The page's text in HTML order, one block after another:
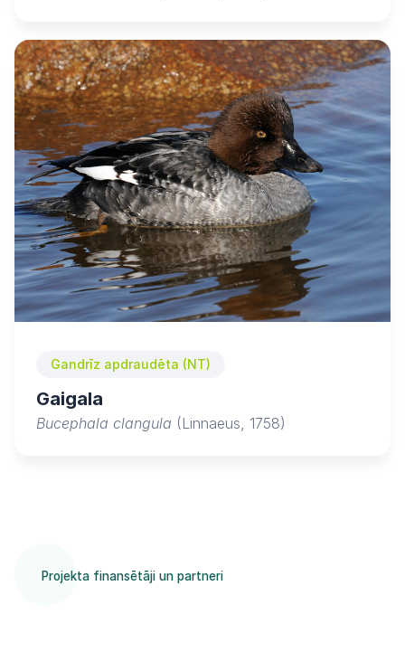
Gandrīz apdraudēta (NT)
Gaigala
Bucephala clangula (Linnaeus, 1758)
Projekta finansētāji un partneri